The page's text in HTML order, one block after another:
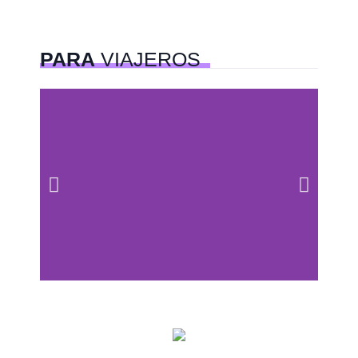
PARAVIAJEROS
PetFriendly en la CDMX